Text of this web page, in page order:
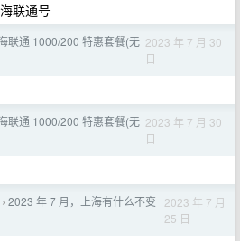
联通号
联通 1000/200 特惠套餐(无 2023 年 7 月 30
日
联通 1000/200 特惠套餐(无 2023 年 7 月 30
日
› 2023 年 7 月，上海有什么不变
2023 年 7 月
25 日